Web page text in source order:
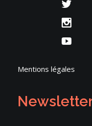
Mentions légales